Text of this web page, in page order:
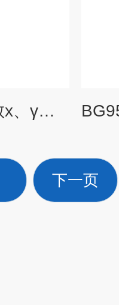
FHT40 NBR高灵敏x、γ剂量率仪
下一页